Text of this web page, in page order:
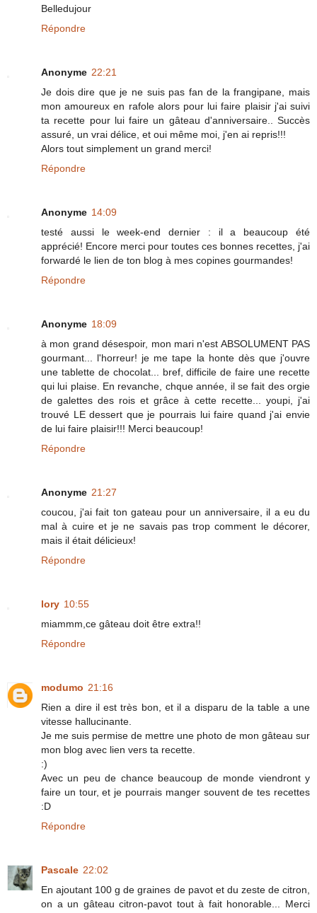
Belledujour
Répondre
Anonyme 22:21
Je dois dire que je ne suis pas fan de la frangipane, mais
mon amoureux en rafole alors pour lui faire plaisir j'ai suivi
ta recette pour lui faire un gâteau d'anniversaire.. Succès
assuré, un vrai délice, et oui même moi, j'en ai repris!!!
Alors tout simplement un grand merci!
Répondre
Anonyme 14:09
testé aussi le week-end dernier : il a beaucoup été
apprécié! Encore merci pour toutes ces bonnes recettes, j'ai
forwardé le lien de ton blog à mes copines gourmandes!
Répondre
Anonyme 18:09
à mon grand désespoir, mon mari n'est ABSOLUMENT PAS
gourmant... l'horreur! je me tape la honte dès que j'ouvre
une tablette de chocolat... bref, difficile de faire une recette
qui lui plaise. En revanche, chque année, il se fait des orgie
de galettes des rois et grâce à cette recette... youpi, j'ai
trouvé LE dessert que je pourrais lui faire quand j'ai envie
de lui faire plaisir!!! Merci beaucoup!
Répondre
Anonyme 21:27
coucou, j'ai fait ton gateau pour un anniversaire, il a eu du
mal à cuire et je ne savais pas trop comment le décorer,
mais il était délicieux!
Répondre
lory 10:55
miammm,ce gâteau doit être extra!!
Répondre
modumo 21:16
Rien a dire il est très bon, et il a disparu de la table a une
vitesse hallucinante.
Je me suis permise de mettre une photo de mon gâteau sur
mon blog avec lien vers ta recette.
:)
Avec un peu de chance beaucoup de monde viendront y
faire un tour, et je pourrais manger souvent de tes recettes
:D
Répondre
Pascale 22:02
En ajoutant 100 g de graines de pavot et du zeste de citron,
on a un gâteau citron-pavot tout à fait honorable... Merci